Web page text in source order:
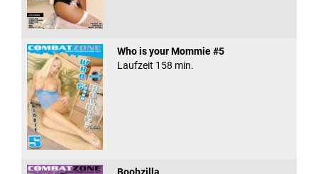
Who is your Mommie #5
Laufzeit 158 min.